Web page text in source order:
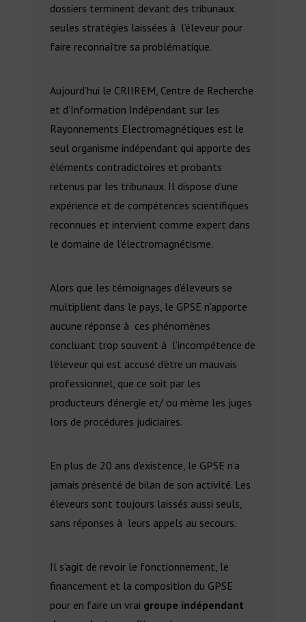
dossiers terminent devant des tribunaux
seules stratégies laissées à l’éleveur pour
faire reconnaître sa problématique.
Aujourd’hui le CRIIREM, Centre de Recherche
et d’Information Indépendant sur les
Rayonnements Electromagnétiques est le
seul organisme indépendant qui apporte des
éléments contradictoires et probants
retenus par les tribunaux. Il dispose d’une
expérience et de compétences scientifiques
reconnues et intervient comme expert dans
le domaine de l’électromagnétisme.
Alors que les témoignages d’éleveurs se
multiplient dans le pays, le GPSE n’apporte
aucune réponse à ces phénomènes
concluant trop souvent à l’incompétence de
l’éleveur qui est accusé d’ètre un mauvais
professionnel, que ce soit par les
producteurs d’énergie et/ ou mème les juges
lors de procédures judiciaires.
En plus de 20 ans d’existence, le GPSE n’a
jamais présenté de bilan de son activité. Les
éleveurs sont toujours laissés aussi seuls,
sans réponses à leurs appels au secours.
Il s’agit de revoir le fonctionnement, le
financement et la composition du GPSE
pour en faire un vrai groupe indépendant